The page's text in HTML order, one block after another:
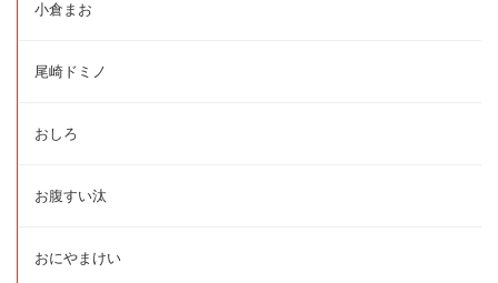
小倉まお
尾崎ドミノ
おしろ
お腹すい汰
おにやまけい